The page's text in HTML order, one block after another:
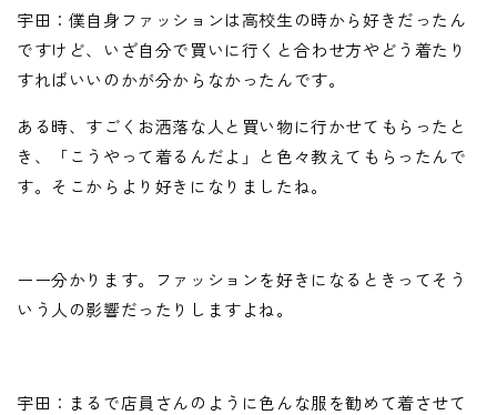
宇田：僕自身ファッションは高校生の時から好きだったん
ですけど、いざ自分で買いに行くと合わせ方やどう着たり
すればいいのかが分からなかったんです。
ある時、すごくお洒落な人と買い物に行かせてもらったと
き、「こうやって着るんだよ」と色々教えてもらったんで
す。そこからより好きになりましたね。
ーー分かります。ファッションを好きになるときってそう
いう人の影響だったりしますよね。
宇田：まるで店員さんのように色んな服を勧めて着させて